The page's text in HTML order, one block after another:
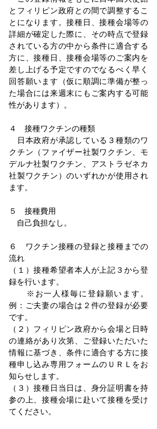
とフィリピン政府との間で調整するこ
とになります。接種日、接種会場等の
詳細が確定した際に、その時点で登録
されている方の中から条件に適合する
方に、接種日、接種会場等のご案内を
差し上げる予定ですのでなるべく早く
回答願います（仮に順調に準備が整っ
た場合には来週末にもご案内する可能
性があります）。
４　接種ワクチンの種類
日本政府が承認している３種類のワ
クチン（ファイザー社製ワクチン、モ
デルナ社製ワクチン、アストラゼネカ
社製ワクチン）のいずれかが使用され
ます。
５　接種費用
自己負担なし。
６　ワクチン接種の登録と接種までの
流れ
（１）接種希望者本人が上記３から登
録を行います。
※お一人様毎に登録願います。
例：ご夫妻の場合は２件の登録が必要
です。
（２）フィリピン政府から会場と日時
の連絡があり次第、ご登録いただいた
情報に基づき、条件に適合する方に接
種申し込み専用フォームのＵＲＬをお
知らせします。
（３）接種日当日は、身分証明書を持
参の上、接種会場に赴いて接種を受け
てください。